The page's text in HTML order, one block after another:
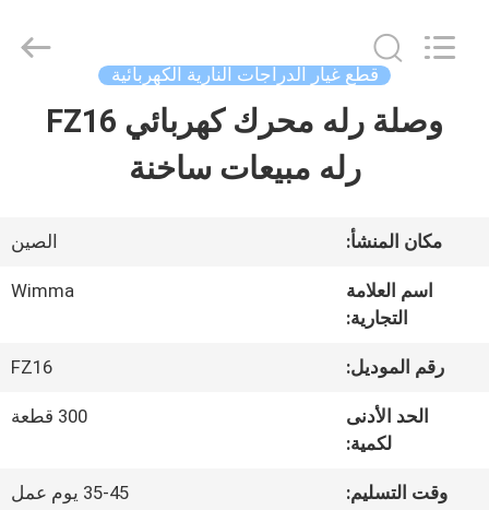
المنزل
أشرطة
حولنا
جولة
قطع غيار الدراجات النارية الكهربائية
وصلة رله محرك كهربائي FZ16
رله مبيعات ساخنة
مكان المنشأ: الصين
اسم العلامة
التجارية:
Wimma
رقم الموديل: FZ16
الحد الأدنى
لكمية:
300 قطعة
وقت التسليم: 35-45 يوم عمل